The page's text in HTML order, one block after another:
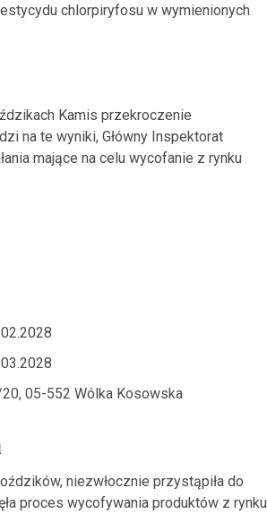
chlorpiryfosu w wymienionych
Kamis przekroczenie
na te wyniki, Główny Inspektorat
mające na celu wycofanie z rynku
05-552 Wólka Kosowska
niezwłocznie przystąpiła do
proces wycofywania produktów z rynku